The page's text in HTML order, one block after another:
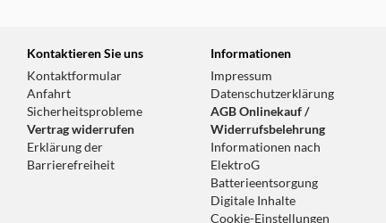
Kontaktieren Sie uns
Kontaktformular
Anfahrt
Sicherheitsprobleme
Vertrag widerrufen
Erklärung der
Barrierefreiheit
Informationen
Impressum
Datenschutzerklärung
AGB Onlinekauf /
Widerrufsbelehrung
Informationen nach
ElektroG
Batterieentsorgung
Digitale Inhalte
Cookie-Einstellungen